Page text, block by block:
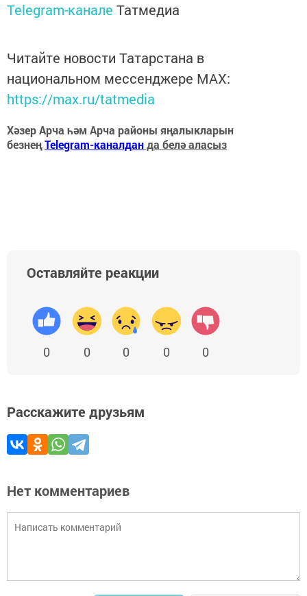
Telegram-канале Татмедиа
Читайте новости Татарстана в
национальном мессенджере MАХ:
https://max.ru/tatmedia
Хәзер Арча һәм Арча районы яңалыкларын
безнеңTelegram-каналданда белә аласыз
Оставляйте реакции
0 0 0 0 0
Расскажите друзьям
Нет комментариев